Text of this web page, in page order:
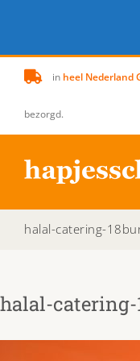
in heel Nederland
bezorgd.
halal-catering-
halal-catering-